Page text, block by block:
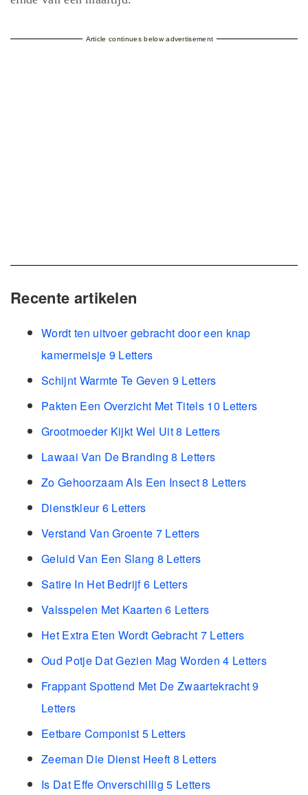
Article continues below advertisement
Recente artikelen
Wordt ten uitvoer gebracht door een knap
kamermeisje 9 Letters
Schijnt Warmte Te Geven 9 Letters
Pakten Een Overzicht Met Titels 10 Letters
Grootmoeder Kijkt Wel Uit 8 Letters
Lawaai Van De Branding 8 Letters
Zo Gehoorzaam Als Een Insect 8 Letters
Dienstkleur 6 Letters
Verstand Van Groente 7 Letters
Geluid Van Een Slang 8 Letters
Satire In Het Bedrijf 6 Letters
Valsspelen Met Kaarten 6 Letters
Het Extra Eten Wordt Gebracht 7 Letters
Oud Potje Dat Gezien Mag Worden 4 Letters
Frappant Spottend Met De Zwaartekracht 9
Letters
Eetbare Componist 5 Letters
Zeeman Die Dienst Heeft 8 Letters
Is Dat Effe Onverschillig 5 Letters